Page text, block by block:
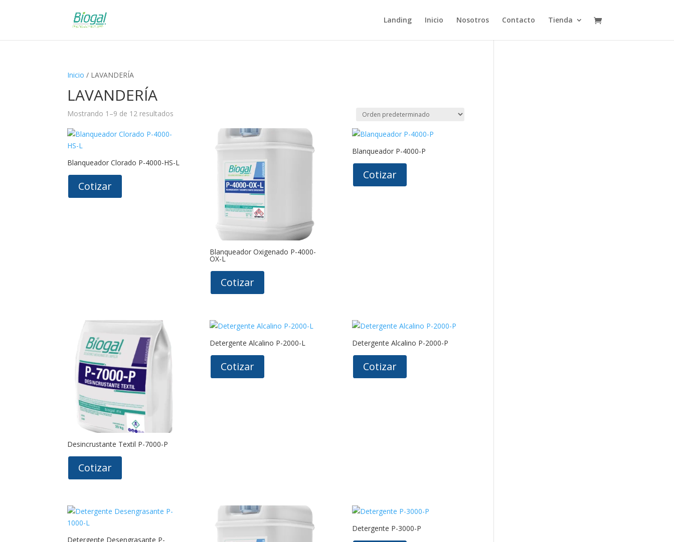
Landing Inicio Nosotros Contacto Tienda
Inicio / LAVANDERÍA
LAVANDERÍA
Mostrando 1–9 de 12 resultados
Blanqueador Clorado P-4000-HS-L
Cotizar
Blanqueador Oxigenado P-4000-
OX-L
Cotizar
Blanqueador P-4000-P
Cotizar
Desincrustante Textil P-7000-P
Cotizar
Detergente Alcalino P-2000-L
Cotizar
Detergente Alcalino P-2000-P
Cotizar
Detergente Desengrasante P-
Detergente P-3000-P